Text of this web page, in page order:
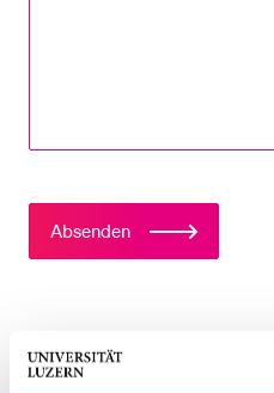
Absenden
Anti-Roboter-Verifizierung